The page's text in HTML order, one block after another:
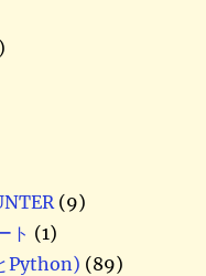
(9)
ト (1)
Python) (89)